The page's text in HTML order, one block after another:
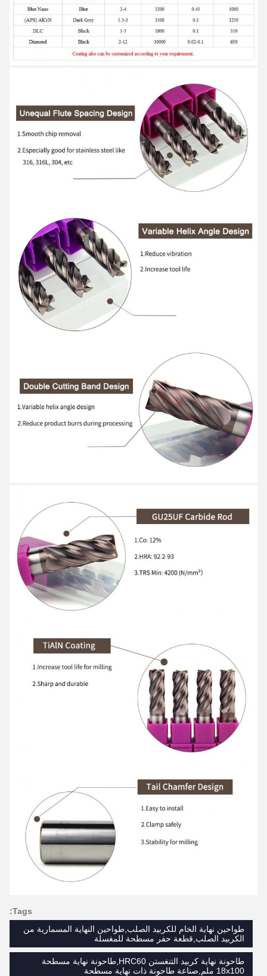
Tags:
طواحين نهاية الخام للكربيد الصلب,طواحين النهاية المسمارية من
الكربيد الصلب,قطعة حفر مسطحة للمغسلة
طاحونة نهاية كربيد التنغستن HRC60,طاحونة نهاية مسطحة
18x100 ملم,صناعة طاحونة ذات نهاية مسطحة